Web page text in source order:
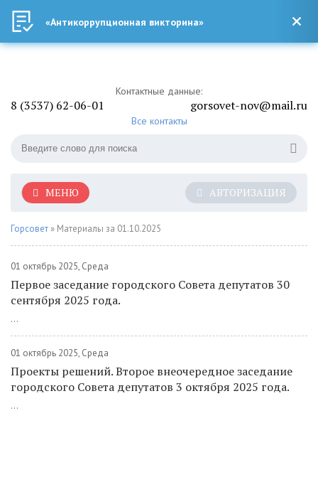
Контактные данные:
8 (3537) 62-06-01 gorsovet-nov@mail.ru
Все контакты
АВТОРИЗАЦИЯ
МЕНЮ
Горсовет » Материалы за 01.10.2025
01 октябрь 2025, Среда
Первое заседание городского Совета депутатов 30
сентября 2025 года.
...
01 октябрь 2025, Среда
Проекты решений. Второе внеочередное заседание
городского Совета депутатов 3 октября 2025 года.
...
«Антикоррупционная викторина»